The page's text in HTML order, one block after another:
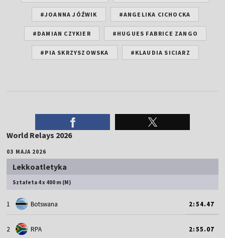
#JOANNA JÓŹWIK #ANGELIKA CICHOCKA
#DAMIAN CZYKIER #HUGUES FABRICE ZANGO
#PIA SKRZYSZOWSKA #KLAUDIA SICIARZ
World Relays 2026
03 MAJA 2026
Lekkoatletyka
Sztafeta 4 x 400 m (M)
1 Botswana 2:54.47
2 RPA 2:55.07